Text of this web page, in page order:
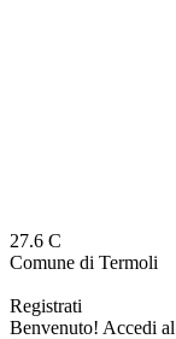
27.6 C
Comune di Termoli
Registrati
Benvenuto! Accedi